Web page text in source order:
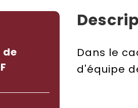
Dans le
d'équipe